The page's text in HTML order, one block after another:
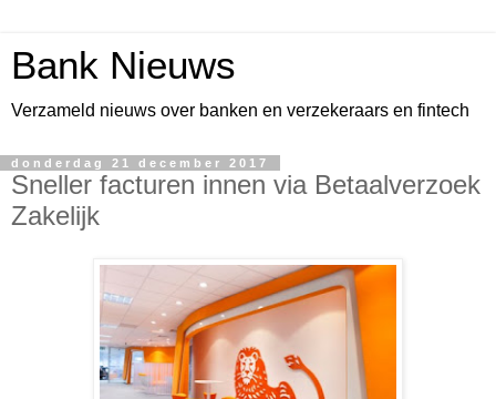
Bank Nieuws
Verzameld nieuws over banken en verzekeraars en fintech
donderdag 21 december 2017
Sneller facturen innen via Betaalverzoek
Zakelijk